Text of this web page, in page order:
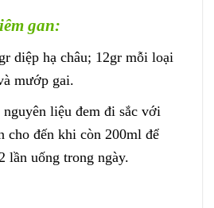
gan:
diệp hạ châu; 12gr mỗi loại
mướp gai.
liệu đem đi sắc với
cho đến khi còn 200ml để
lần uống trong ngày.